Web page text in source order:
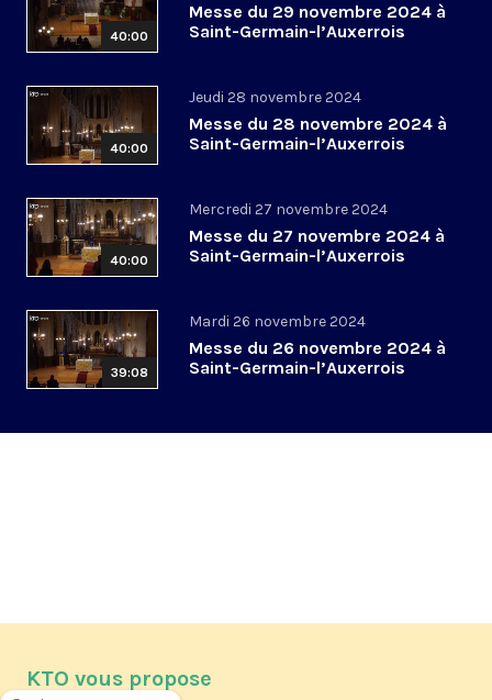
40:00
Messe du 29 novembre 2024 à
Saint-Germain-l’Auxerrois
40:00
Jeudi 28 novembre 2024
Messe du 28 novembre 2024 à
Saint-Germain-l’Auxerrois
40:00
Mercredi 27 novembre 2024
Messe du 27 novembre 2024 à
Saint-Germain-l’Auxerrois
39:08
Mardi 26 novembre 2024
Messe du 26 novembre 2024 à
Saint-Germain-l’Auxerrois
KTO vous propose